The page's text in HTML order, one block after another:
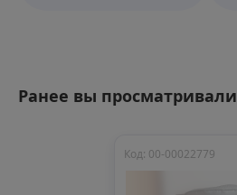
Ранее вы просматривали
Код: 00-00022779